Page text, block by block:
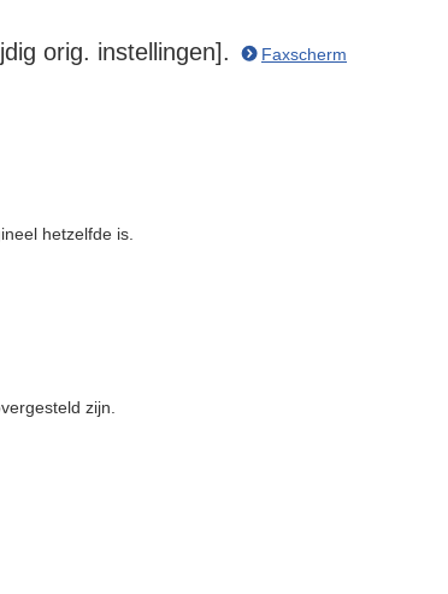
orig. instellingen]. Faxscherm
hetzelfde is.
zijn.